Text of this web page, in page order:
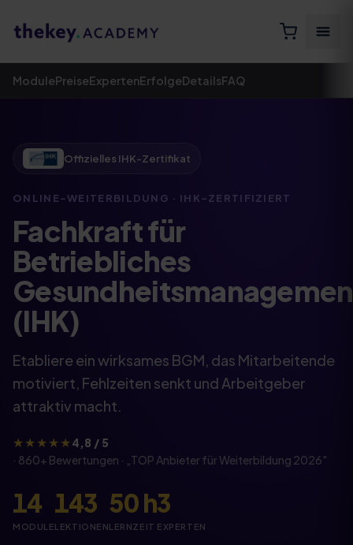
ModulePreiseExpertenErfolgeDetailsFAQ
Offizielles IHK-Zertifikat
ONLINE-WEITERBILDUNG · IHK-ZERTIFIZIERT
Fachkraft für
Betriebliches
(IHK)
Etabliere ein wirksames BGM, das Mitarbeitende
motiviert, Fehlzeiten senkt und Arbeitgeber
attraktiv macht.
★★★★★4,8 / 5
· 860+ Bewertungen · „ TOP Anbieter für Weiterbildung 2026"
14
MODULE
143
LEKTIONEN
50h
LERNZEIT
3
EXPERTEN